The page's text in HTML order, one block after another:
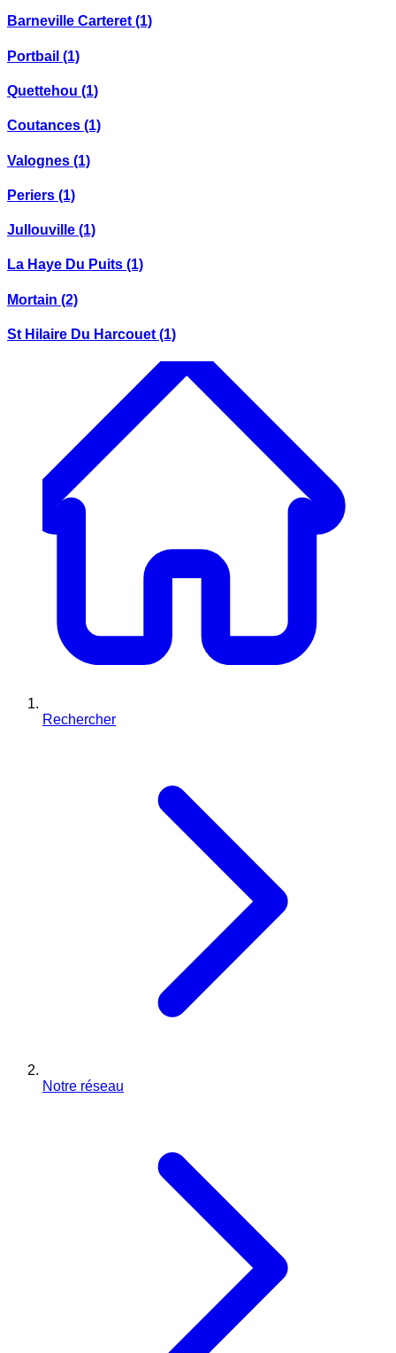
Barneville Carteret(1)
Portbail (1)
Quettehou (1)
Coutances (1)
Valognes (1)
Periers (1)
Jullouville (1)
La Haye Du Puits (1)
Mortain (2)
St Hilaire Du Harcouet (1)
Rechercher
Notre réseau